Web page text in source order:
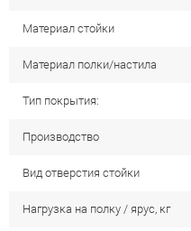
Материал стойки
Материал полки/настила
Тип покрытия:
Производство
Вид отверстия стойки
Нагрузка на полку / ярус, кг